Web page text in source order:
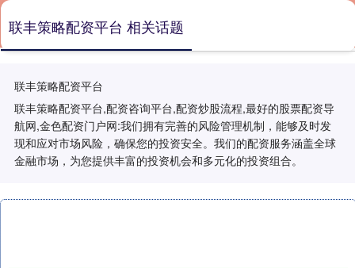
联丰策略配资平台
联丰策略配资平台,配资咨询平台,配资炒股流程,最好的股票配资导
航网,金色配资门户网:我们拥有完善的风险管理机制，能够及时发
现和应对市场风险，确保您的投资安全。我们的配资服务涵盖全球
金融市场，为您提供丰富的投资机会和多元化的投资组合。
联丰策略配资平台 相关话题